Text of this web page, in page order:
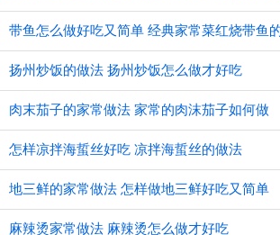
带鱼怎么做好吃又简单 经典家常菜红烧带鱼
扬州炒饭的做法 扬州炒饭怎么做才好吃
肉末茄子的家常做法 家常的肉沫茄子如何做
怎样凉拌海蜇丝好吃 凉拌海蜇丝的做法
地三鲜的家常做法 怎样做地三鲜好吃又简单
麻辣烫家常做法 麻辣烫怎么做才好吃